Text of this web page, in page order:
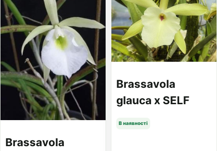
Brassavola
Brassavola
glauca x SELF
В наявності